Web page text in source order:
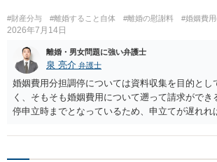
#財産分与 #離婚すること自体 #離婚の慰謝料 #婚姻費
2026年7月14日
離婚・男女問題に強い弁護士
泉 亮介 弁護士
婚姻費用分担調停については資料収集を目的とし
く、そもそも婚姻費用について遡って請求ができ
停申立時までとなっているため、申立てが遅れれ
婚姻費用については調停で話がまとまらなかった